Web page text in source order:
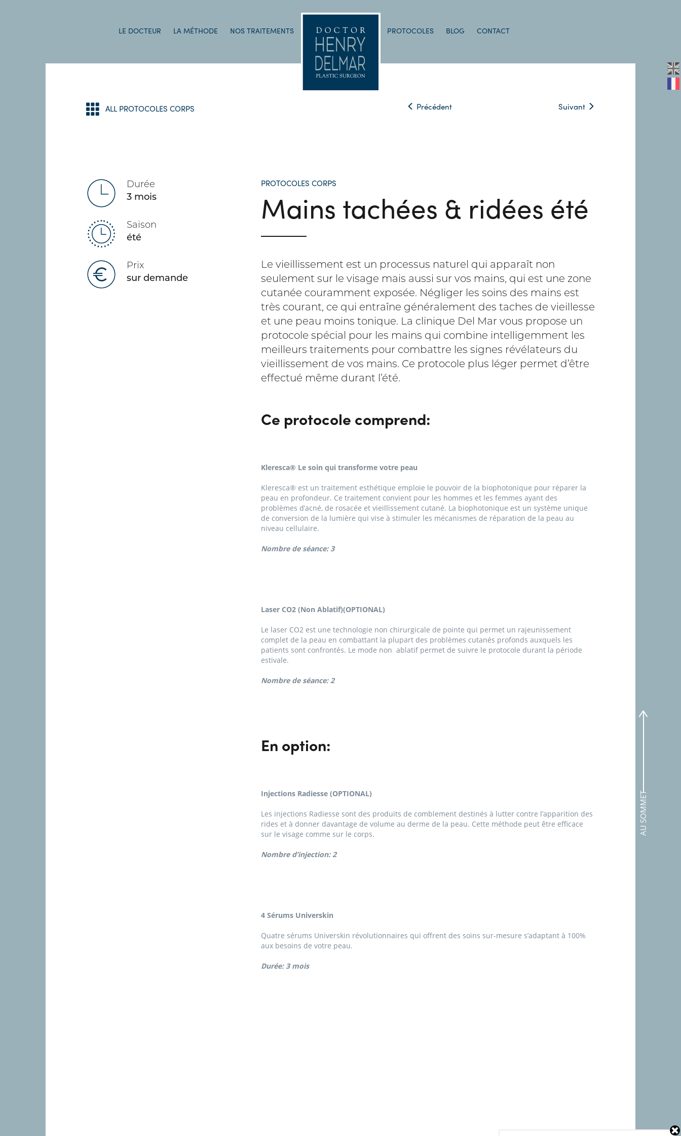
LE DOCTEUR LA MÉTHODE NOS TRAITEMENTS PROTOCOLES BLOG CONTACT
ALL PROTOCOLES CORPS Précédent Suivant
Durée
3 mois
Saison
été
Prix
sur demande
PROTOCOLES CORPS
Mains tachées & ridées été
Le vieillissement est un processus naturel qui apparaît non
seulement sur le visage mais aussi sur vos mains, qui est une zone
cutanée couramment exposée. Négliger les soins des mains est
très courant, ce qui entraîne généralement des taches de vieillesse
et une peau moins tonique. La clinique Del Mar vous propose un
protocole spécial pour les mains qui combine intelligemment les
meilleurs traitements pour combattre les signes révélateurs du
vieillissement de vos mains. Ce protocole plus léger permet d’être
effectué même durant l’été.
Ce protocole comprend:
Kleresca® Le soin qui transforme votre peau
Kleresca® est un traitement esthétique emploie le pouvoir de la biophotonique pour réparer la
peau en profondeur. Ce traitement convient pour les hommes et les femmes ayant des
problèmes d’acné, de rosacée et vieillissement cutané. La biophotonique est un système unique
de conversion de la lumière qui vise à stimuler les mécanismes de réparation de la peau au
niveau cellulaire.
Nombre de séance: 3
Laser CO2 (Non Ablatif)(OPTIONAL)
Le laser CO2 est une technologie non chirurgicale de pointe qui permet un rajeunissement
complet de la peau en combattant la plupart des problèmes cutanés profonds auxquels les
patients sont confrontés. Le mode non ablatif permet de suivre le protocole durant la période
estivale.
Nombre de séance: 2
En option:
Injections Radiesse (OPTIONAL)
Les injections Radiesse sont des produits de comblement destinés à lutter contre l’apparition des
rides et à donner davantage de volume au derme de la peau. Cette méthode peut être efficace
sur le visage comme sur le corps.
Nombre d’injection: 2
4 Sérums Universkin
Quatre sérums Universkin révolutionnaires qui offrent des soins sur-mesure s’adaptant à 100%
aux besoins de votre peau.
Durée: 3 mois
AU SOMMET